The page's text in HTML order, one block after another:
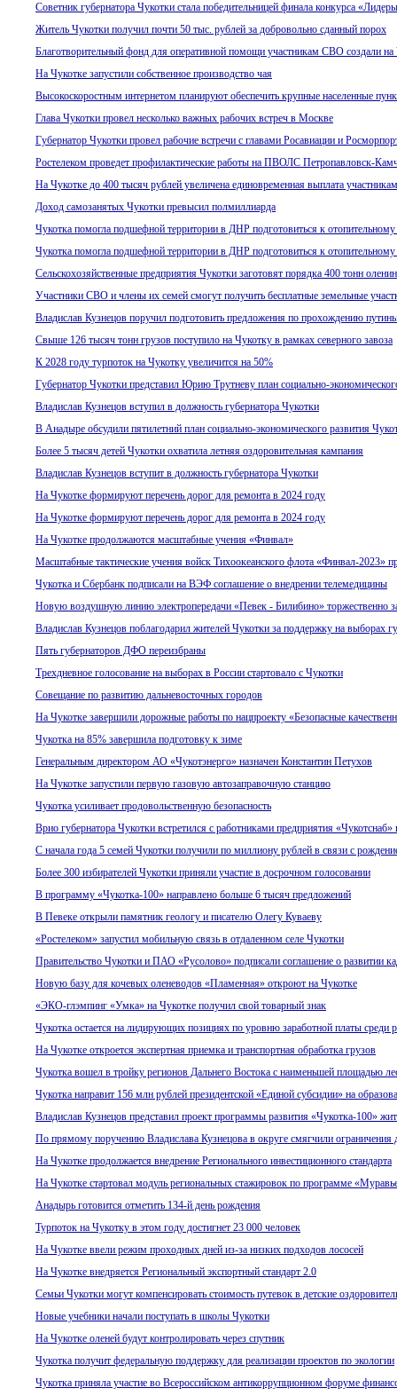
Советник губернатора Чукотки стала победительницей финала конкурса
Житель Чукотки получил почти 50 тыс. рублей за добровольно сданный порох
Благотворительный фонд для оперативной помощи участникам СВО создали на
На Чукотке запустили собственное производство чая
Высокоскоростным интернетом планируют обеспечить крупные населенные
Глава Чукотки провел несколько важных рабочих встреч в Москве
Губернатор Чукотки провел рабочие встречи с главами Росавиации и
Ростелеком проведет профилактические работы на ПВОЛС Петропавловск-
На Чукотке до 400 тысяч рублей увеличена единовременная выплата
Доход самозанятых Чукотки превысил полмиллиарда
Чукотка помогла подшефной территории в ДНР подготовиться к отопительному
Чукотка помогла подшефной территории в ДНР подготовиться к отопительному
Сельскохозяйственные предприятия Чукотки заготовят порядка 400 тонн
Участники СВО и члены их семей смогут получить бесплатные земельные
Владислав Кузнецов поручил подготовить предложения по прохождению
Свыше 126 тысяч тонн грузов поступило на Чукотку в рамках северного завоза
К 2028 году турпоток на Чукотку увеличится на 50%
Губернатор Чукотки представил Юрию Трутневу план социально-
Владислав Кузнецов вступил в должность губернатора Чукотки
В Анадыре обсудили пятилетний план социально-экономического развития
Более 5 тысяч детей Чукотки охватила летняя оздоровительная кампания
Владислав Кузнецов вступит в должность губернатора Чукотки
На Чукотке формируют перечень дорог для ремонта в 2024 году
На Чукотке формируют перечень дорог для ремонта в 2024 году
На Чукотке продолжаются масштабные учения «Финвал»
Масштабные тактические учения войск Тихоокеанского флота «Финвал-2023»
Чукотка и Сбербанк подписали на ВЭФ соглашение о внедрении телемедицины
Новую воздушную линию электропередачи «Певек - Билибино» торжественно
Владислав Кузнецов поблагодарил жителей Чукотки за поддержку на выборах
Пять губернаторов ДФО переизбраны
Трехдневное голосование на выборах в России стартовало с Чукотки
Совещание по развитию дальневосточных городов
На Чукотке завершили дорожные работы по нацпроекту «Безопасные
Чукотка на 85% завершила подготовку к зиме
Генеральным директором АО «Чукотэнерго» назначен Константин Петухов
На Чукотке запустили первую газовую автозаправочную станцию
Чукотка усиливает продовольственную безопасность
Врио губернатора Чукотки встретился с работниками предприятия
С начала года 5 семей Чукотки получили по миллиону рублей в связи с
Более 300 избирателей Чукотки приняли участие в досрочном голосовании
В программу «Чукотка-100» направлено больше 6 тысяч предложений
В Певеке открыли памятник геологу и писателю Олегу Куваеву
«Ростелеком» запустил мобильную связь в отдаленном селе Чукотки
Правительство Чукотки и ПАО «Русолово» подписали соглашение о развитии
Новую базу для кочевых оленеводов «Пламенная» откроют на Чукотке
«ЭКО-глэмпинг «Умка» на Чукотке получил свой товарный знак
Чукотка остается на лидирующих позициях по уровню заработной платы среди
На Чукотке откроется экспертная приемка и транспортная обработка грузов
Чукотка вошел в тройку регионов Дальнего Востока с наименьшей площадью
Чукотка направит 156 млн рублей президентской «Единой субсидии» на
Владислав Кузнецов представил проект программы развития «Чукотка-100»
По прямому поручению Владислава Кузнецова в округе смягчили
На Чукотке продолжается внедрение Регионального инвестиционного стандарта
На Чукотке стартовал модуль региональных стажировок по программе
Анадырь готовится отметить 134-й день рождения
Турпоток на Чукотку в этом году достигнет 23 000 человек
На Чукотке ввели режим проходных дней из-за низких подходов лососей
На Чукотке внедряется Региональный экспортный стандарт 2.0
Семьи Чукотки могут компенсировать стоимость путевок в детские
Новые учебники начали поступать в школы Чукотки
На Чукотке оленей будут контролировать через спутник
Чукотка получит федеральную поддержку для реализации проектов по экологии
Чукотка приняла участие во Всероссийском антикоррупционном форуме